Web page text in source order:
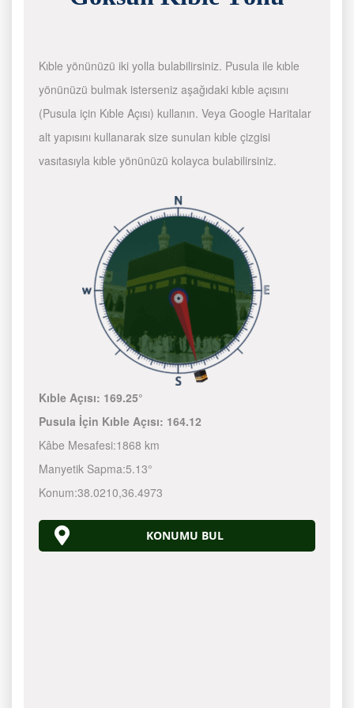
Kıble yönünüzü iki yolla bulabilirsiniz. Pusula ile kıble
yönünüzü bulmak isterseniz aşağıdaki kıble açısını
(Pusula için Kıble Açısı) kullanın. Veya Google Haritalar
alt yapısını kullanarak size sunulan kıble çizgisi
vasıtasıyla kıble yönünüzü kolayca bulabilirsiniz.
Kıble Açısı: 169.25°
Pusula İçin Kıble Açısı: 164.12
Kâbe Mesafesi:1868 km
Manyetik Sapma:5.13°
Konum:38.0210,36.4973
KONUMU BUL